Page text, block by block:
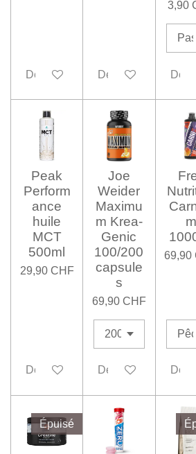
Désactivé Désactivé
3,90
Peak
Perform
ance
huile
MCT
500ml
29,90 CHF
Désactivé
Joe
Weider
Maximu
m Krea-
Genic
100/200
capsule
s
69,90 CHF
Désactivé
m
69,90
Épuisé